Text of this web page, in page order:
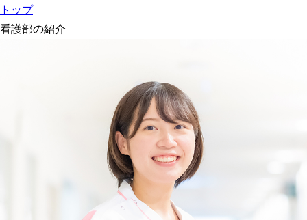
トップ
看護部の紹介